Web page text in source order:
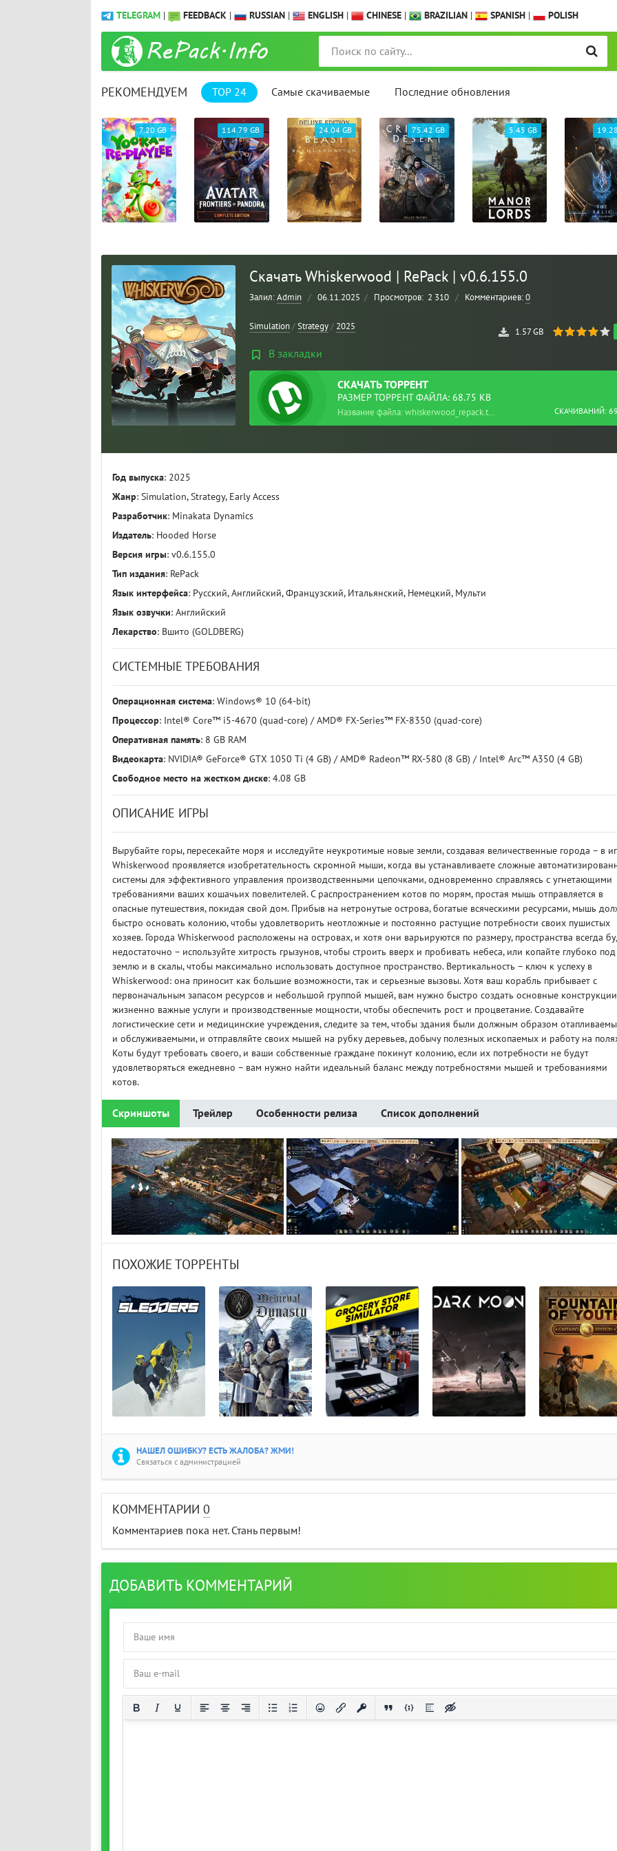
TELEGRAM | FEEDBACK | RUSSIAN | ENGLISH | CHINESE | BRAZILIAN | SPANISH | POLISH
РЕКОМЕНДУЕМ TOP 24 Самые скачиваемые Последние обновления
7.20 GB 114.79 GB 24.04 GB 75.42 GB 5.45 GB
Скачать Whiskerwood | RePack | v0.6.155.0
Залил:Admin / 06.11.2025 / Просмотров: 2 310 / Комментариев:0
1.57 GB
Simulation/Strategy/ 2025
В закладки
СКАЧАТЬТОРРЕНТ
РАЗМЕР ТОРРЕНТ ФАЙЛА: 68.75 KB
СКАЧИВАНИЙ:
Название файла: whiskerwood_repack.torrent
Год выпуска: 2025
Жанр: Simulation, Strategy, Early Access
Разработчик: Minakata Dynamics
Издатель: Hooded Horse
Версия игры: v0.6.155.0
Тип издания: RePack
Язык интерфейса: Русский, Английский, Французский, Итальянский, Немецкий, Мульти
Язык озвучки: Английский
Лекарство: Вшито (GOLDBERG)
СИСТЕМНЫЕ ТРЕБОВАНИЯ
Операционная система: Windows® 10 (64-bit)
Процессор: Intel® Core™ i5-4670 (quad-core) / AMD® FX-Series™ FX-8350 (quad-core)
Оперативная память: 8 GB RAM
Видеокарта: NVIDIA® GeForce® GTX 1050 Ti (4 GB) / AMD® Radeon™ RX-580 (8 GB) / Intel® Arc™ A350 (4 GB)
Свободное место на жестком диске: 4.08 GB
ОПИСАНИЕ ИГРЫ
Вырубайте горы, пересекайте моря и исследуйте неукротимые новые земли, создавая величественные города – в
Whiskerwood проявляется изобретательность скромной мыши, когда вы устанавливаете сложные
системы для эффективного управления производственными цепочками, одновременно справляясь с угнетающими
требованиями ваших кошачьих повелителей. С распространением котов по морям, простая мышь отправляется в
опасные путешествия, покидая свой дом. Прибыв на нетронутые острова, богатые всяческими ресурсами, мышь
быстро основать колонию, чтобы удовлетворить неотложные и постоянно растущие потребности своих пушистых
хозяев. Города Whiskerwood расположены на островах, и хотя они варьируются по размеру, пространства всегда
недостаточно – используйте хитрость грызунов, чтобы строить вверх и пробивать небеса, или копайте глубоко под
землю и в скалы, чтобы максимально использовать доступное пространство. Вертикальность – ключ к успеху в
Whiskerwood: она приносит как большие возможности, так и серьезные вызовы. Хотя ваш корабль прибывает с
первоначальным запасом ресурсов и небольшой группой мышей, вам нужно быстро создать основные
жизненно важные услуги и производственные мощности, чтобы обеспечить рост и процветание. Создавайте
логистические сети и медицинские учреждения, следите за тем, чтобы здания были должным образом
и обслуживаемыми, и отправляйте своих мышей на рубку деревьев, добычу полезных ископаемых и работу на
Коты будут требовать своего, и ваши собственные граждане покинут колонию, если их потребности не будут
удовлетворяться ежедневно – вам нужно найти идеальный баланс между потребностями мышей и требованиями
котов.
Скриншоты Трейлер Особенности релиза Список дополнений
ПОХОЖИЕ ТОРРЕНТЫ
НАШЕЛ ОШИБКУ? ЕСТЬ ЖАЛОБА? ЖМИ!
Связаться с администрацией
КОММЕНТАРИИ 0
Комментариев пока нет. Стань первым!
ДОБАВИТЬ КОММЕНТАРИЙ